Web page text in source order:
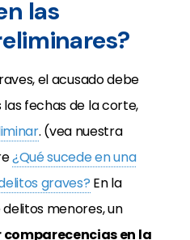
las
el acusado debe
fechas de la corte,
. (vea nuestra
¿Qué sucede en una
graves? En la
menores, un
en la